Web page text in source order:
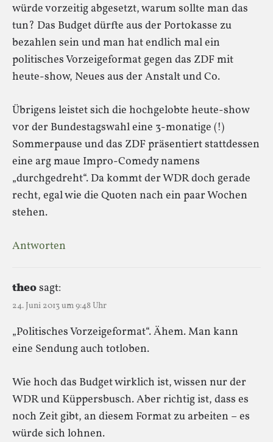
würde vorzeitig abgesetzt, warum sollte man das
tun? Das Budget dürfte aus der Portokasse zu
bezahlen sein und man hat endlich mal ein
politisches Vorzeigeformat gegen das ZDF mit
heute-show, Neues aus der Anstalt und Co.
Übrigens leistet sich die hochgelobte heute-show
vor der Bundestagswahl eine 3-monatige (!)
Sommerpause und das ZDF präsentiert stattdessen
eine arg maue Impro-Comedy namens
„durchgedreht“. Da kommt der WDR doch gerade
recht, egal wie die Quoten nach ein paar Wochen
stehen.
Antworten
theosagt:
24. Juni 2013 um 9:48 Uhr
„Politisches Vorzeigeformat“. Ähem. Man kann
eine Sendung auch totloben.
Wie hoch das Budget wirklich ist, wissen nur der
WDR und Küppersbusch. Aber richtig ist, dass es
noch Zeit gibt, an diesem Format zu arbeiten – es
würde sich lohnen.